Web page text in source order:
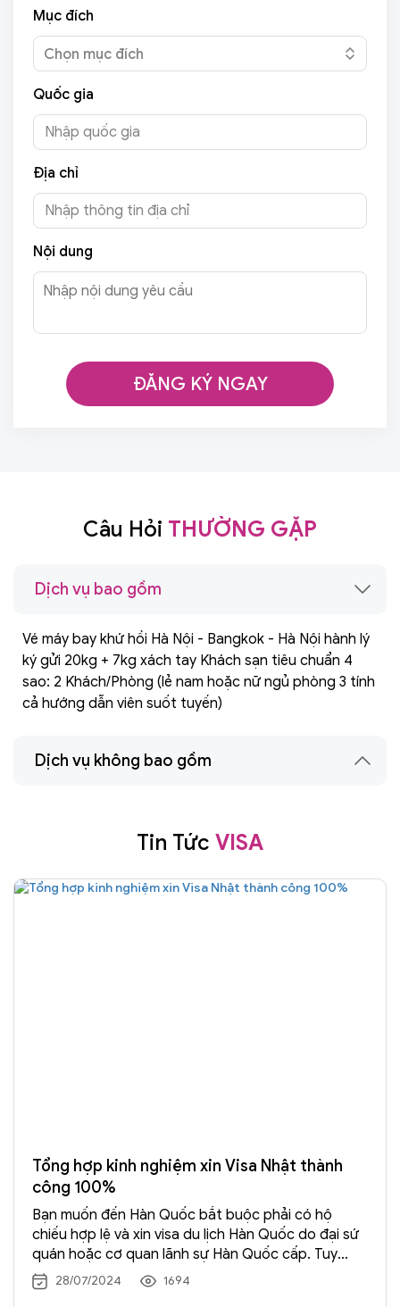
Mục đích
Chọn mục đích
Quốc gia
Địa chỉ
Nội dung
ĐĂNG KÝ NGAY
Câu Hỏi THƯỜNG GẶP
Dịch vụ bao gồm
Vé máy bay khứ hồi Hà Nội - Bangkok - Hà Nội hành lý
ký gửi 20kg + 7kg xách tay Khách sạn tiêu chuẩn 4
sao: 2 Khách/Phòng (lẻ nam hoặc nữ ngủ phòng 3 tính
cả hướng dẫn viên suốt tuyến)
Dịch vụ không bao gồm
Tin Tức VISA
Tổng hợp kinh nghiệm xin Visa Nhật thành
công 100%
Bạn muốn đến Hàn Quốc bắt buộc phải có hộ
chiếu hợp lệ và xin visa du lịch Hàn Quốc do đại sứ
quán hoặc cơ quan lãnh sự Hàn Quốc cấp. Tuy
nhiên, công dân từ nhiều quốc gia hiện được phép
nhập cảnh miễn thị thực trong một thời gian giới
28/07/2024 1694